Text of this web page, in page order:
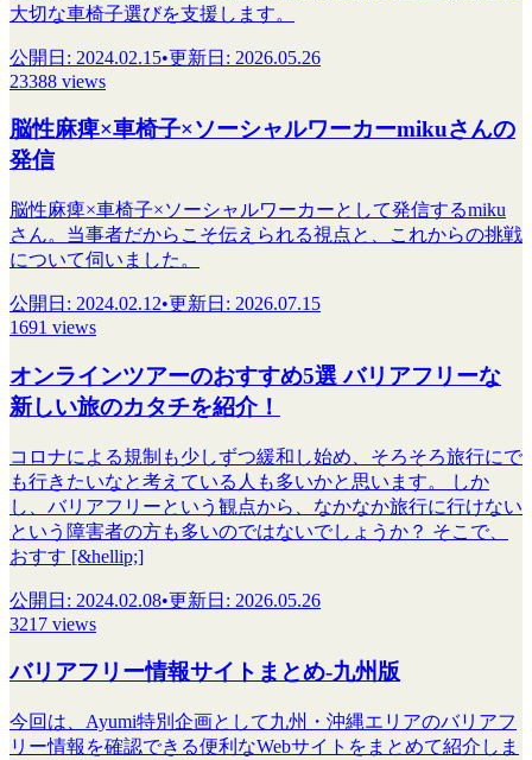
大切な車椅子選びを支援します。
公開日 : 2024.02.15•更新日 : 2026.05.26
23388 views
脳性麻痺×車椅子×ソーシャルワーカーmikuさんの
発信
脳性麻痺×車椅子×ソーシャルワーカーとして発信するmiku
さん。当事者だからこそ伝えられる視点と、これからの挑戦
について伺いました。
公開日 : 2024.02.12•更新日 : 2026.07.15
1691 views
オンラインツアーのおすすめ5選 バリアフリーな
新しい旅のカタチを紹介！
コロナによる規制も少しずつ緩和し始め、そろそろ旅行にで
も行きたいなと考えている人も多いかと思います。 しか
し、バリアフリーという観点から、なかなか旅行に行けない
という障害者の方も多いのではないでしょうか？ そこで、
おすす [&hellip;]
公開日 : 2024.02.08•更新日 : 2026.05.26
3217 views
バリアフリー情報サイトまとめ-九州版
今回は、Ayumi特別企画として九州・沖縄エリアのバリアフ
リー情報を確認できる便利なWebサイトをまとめて紹介しま